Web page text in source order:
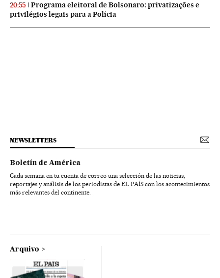
20:55
Programa eleitoral de Bolsonaro: privatizações e
privilégios legais para a Polícia
NEWSLETTERS
Boletín de América
Cada semana en tu cuenta de correo una selección de las noticias,
reportajes y análisis de los periodistas de EL PAÍS con los acontecimientos
más relevantes del continente.
Arquivo